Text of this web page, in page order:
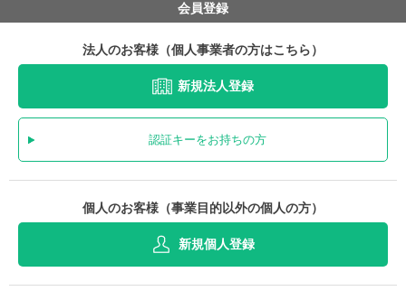
会員登録
法人のお客様（個人事業者の方はこちら）
新規法人登録
認証キーをお持ちの方
個人のお客様（事業目的以外の個人の方）
新規個人登録